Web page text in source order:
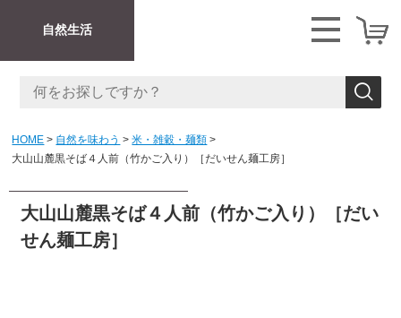
自然生活
HOME 自然を味わう
米・雑穀・麺類
大山山麓黒そば４人前（竹かご入り）［だいせん麺工房］
大山山麓黒そば４人前（竹かご入り）［だい
せん麺工房］